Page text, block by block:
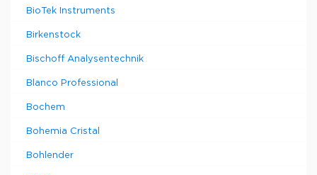
BioTek Instruments
Birkenstock
Bischoff Analysentechnik
Blanco Professional
Bochem
Bohemia Cristal
Bohlender